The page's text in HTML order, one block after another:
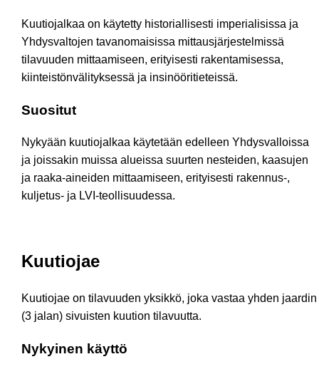
Kuutiojalkaa on käytetty historiallisesti imperialisissa ja
Yhdysvaltojen tavanomaisissa mittausjärjestelmissä
tilavuuden mittaamiseen, erityisesti rakentamisessa,
kiinteistönvälityksessä ja insinööritieteissä.
Suositut
Nykyään kuutiojalkaa käytetään edelleen Yhdysvalloissa
ja joissakin muissa alueissa suurten nesteiden, kaasujen
ja raaka-aineiden mittaamiseen, erityisesti rakennus-,
kuljetus- ja LVI-teollisuudessa.
Kuutiojae
Kuutiojae on tilavuuden yksikkö, joka vastaa yhden jaardin
(3 jalan) sivuisten kuution tilavuutta.
Nykyinen käyttö